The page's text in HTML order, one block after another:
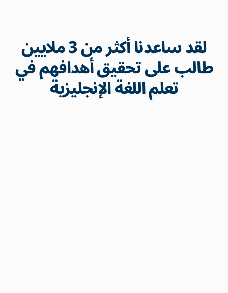
لقد ساعدنا أكثر من 3 ملايين
طالب على تحقيق أهدافهم في
تعلم اللغة الإنجليزية